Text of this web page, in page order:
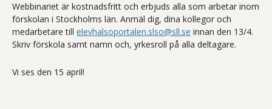
Webbinariet är kostnadsfritt och erbjuds alla som arbetar inom
förskolan i Stockholms län. Anmäl dig, dina kollegor och
medarbetare till elevhalsoportalen.slso@sll.se innan den 13/4.
Skriv förskola samt namn och, yrkesroll på alla deltagare.
Vi ses den 15 april!